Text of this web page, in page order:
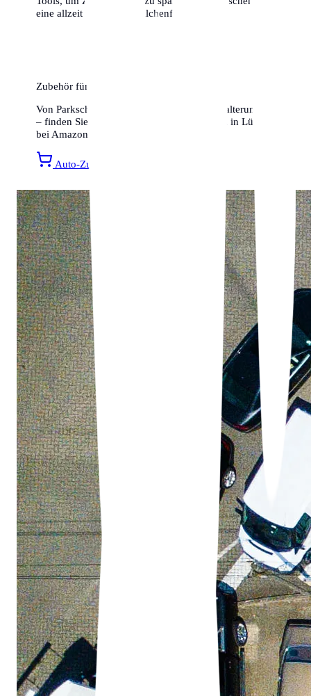
eine allzeit gute und knöllchenfreie Fahrt!
Zubehör für Ihr Auto
Von Parkscheiben bis hin zu Smartphone-Halterungen
– finden Sie alles für ein entspanntes Fahren in Lübeck
bei Amazon.
Auto-Zubehör entdecken »